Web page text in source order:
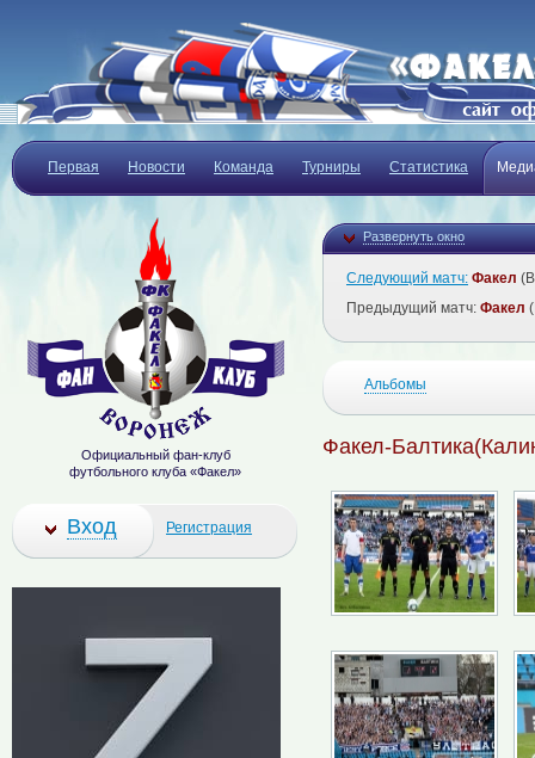
Первая Новости Команда Турниры Статистика
Развернуть окно
Следующий матч: Факел
Предыдущий матч: Факел
Альбомы
Факел-
Официальный фан-клуб
футбольного клуба «Факел»
Вход Регистрация